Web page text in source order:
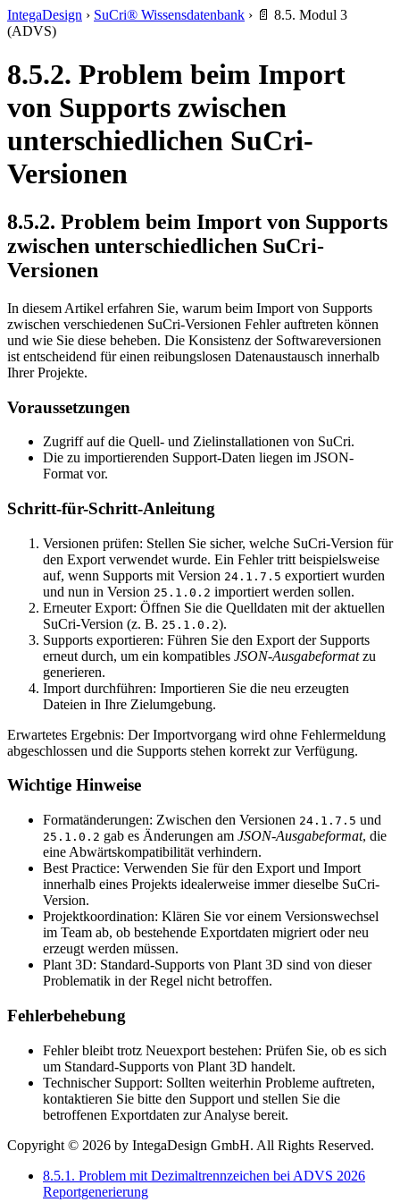
IntegaDesign › SuCri® Wissensdatenbank › 📄 8.5. Modul 3
(ADVS)
8.5.2. Problem beim Import
von Supports zwischen
unterschiedlichen SuCri-
Versionen
8.5.2. Problem beim Import von Supports
zwischen unterschiedlichen SuCri-
Versionen
In diesem Artikel erfahren Sie, warum beim Import von Supports
zwischen verschiedenen SuCri-Versionen Fehler auftreten können
und wie Sie diese beheben. Die Konsistenz der Softwareversionen
ist entscheidend für einen reibungslosen Datenaustausch innerhalb
Ihrer Projekte.
Voraussetzungen
Zugriff auf die Quell- und Zielinstallationen von SuCri.
Die zu importierenden Support-Daten liegen im JSON-
Format vor.
Schritt-für-Schritt-Anleitung
Versionen prüfen: Stellen Sie sicher, welche SuCri-Version für
den Export verwendet wurde. Ein Fehler tritt beispielsweise
auf, wenn Supports mit Version 24.1.7.5 exportiert wurden
und nun in Version 25.1.0.2 importiert werden sollen.
Erneuter Export: Öffnen Sie die Quelldaten mit der aktuellen
SuCri-Version (z. B. 25.1.0.2).
Supports exportieren: Führen Sie den Export der Supports
erneut durch, um ein kompatibles JSON-Ausgabeformatzu
generieren.
Import durchführen: Importieren Sie die neu erzeugten
Dateien in Ihre Zielumgebung.
Erwartetes Ergebnis: Der Importvorgang wird ohne Fehlermeldung
abgeschlossen und die Supports stehen korrekt zur Verfügung.
Wichtige Hinweise
Formatänderungen: Zwischen den Versionen 24.1.7.5 und
25.1.0.2 gab es Änderungen am JSON-Ausgabeformat, die
eine Abwärtskompatibilität verhindern.
Best Practice: Verwenden Sie für den Export und Import
innerhalb eines Projekts idealerweise immer dieselbe SuCri-
Version.
Projektkoordination: Klären Sie vor einem Versionswechsel
im Team ab, ob bestehende Exportdaten migriert oder neu
erzeugt werden müssen.
Plant 3D: Standard-Supports von Plant 3D sind von dieser
Problematik in der Regel nicht betroffen.
Fehlerbehebung
Fehler bleibt trotz Neuexport bestehen: Prüfen Sie, ob es sich
um Standard-Supports von Plant 3D handelt.
Technischer Support: Sollten weiterhin Probleme auftreten,
kontaktieren Sie bitte den Support und stellen Sie die
betroffenen Exportdaten zur Analyse bereit.
Copyright © 2026 by IntegaDesign GmbH. All Rights Reserved.
8.5.1. Problem mit Dezimaltrennzeichen bei ADVS 2026
Reportgenerierung